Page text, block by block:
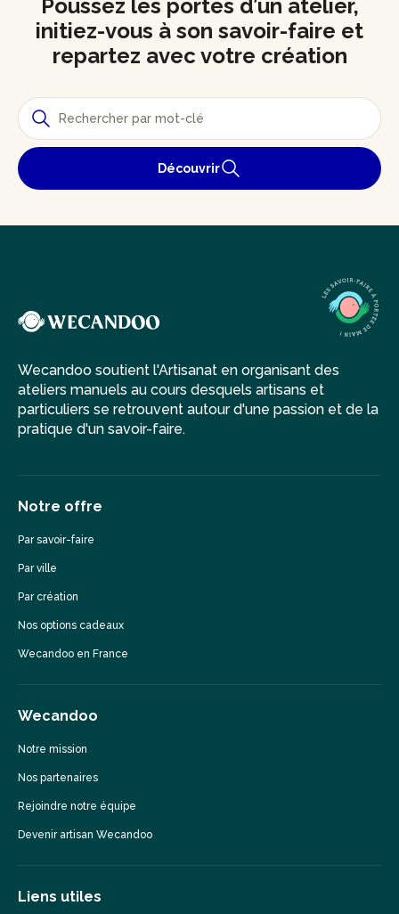
Poussez les portes d’un atelier,
initiez-vous à son savoir-faire et
repartez avec votre création
Découvrir
Wecandoo soutient l'Artisanat en organisant des
ateliers manuels au cours desquels artisans et
particuliers se retrouvent autour d'une passion et de la
pratique d'un savoir-faire.
Notre offre
Par savoir-faire
Par ville
Par création
Nos options cadeaux
Wecandoo en France
Wecandoo
Notre mission
Nos partenaires
Rejoindre notre équipe
Devenir artisan Wecandoo
Liens utiles